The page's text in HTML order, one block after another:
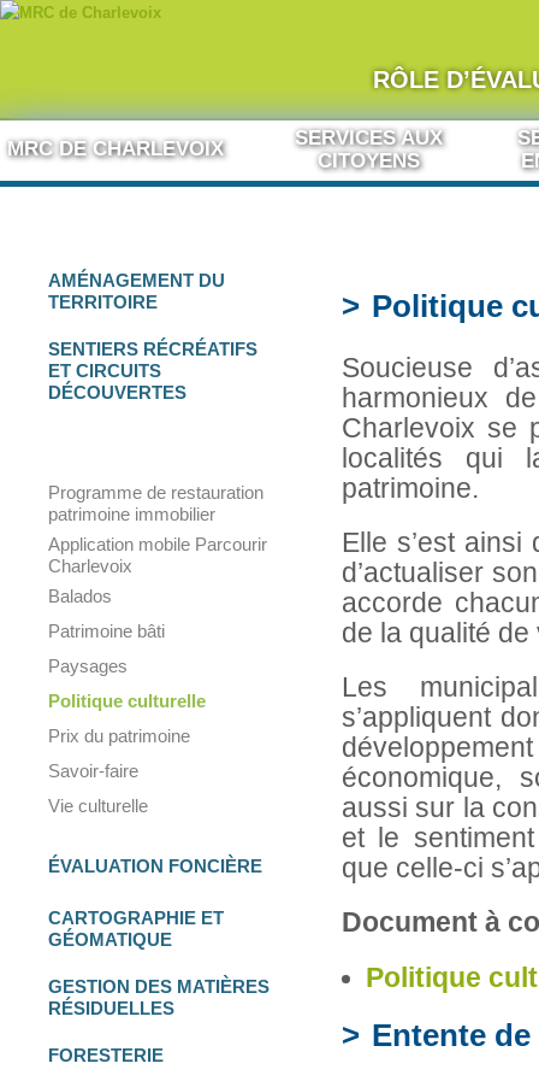
RÔLE
MRC DE CHARLEVOIX
SERVICES AUX
CITOYENS
Politique
Soucieuse
harmonieux
Charlevoix se
localités qui
patrimoine.
Elle s’est
d’actualiser
accorde
de la qualité
Les
s’appliquent
économique,
aussi sur la
et le
que celle-ci
Document à
Politique
Entente
AMÉNAGEMENT DU
TERRITOIRE
SENTIERS RÉCRÉATIFS
ET CIRCUITS
DÉCOUVERTES
Programme de restauration
patrimoine immobilier
Application mobile Parcourir
Charlevoix
Balados
Patrimoine bâti
Paysages
Politique culturelle
Prix du patrimoine
Savoir-faire
Vie culturelle
ÉVALUATION FONCIÈRE
CARTOGRAPHIE ET
GÉOMATIQUE
GESTION DES MATIÈRES
RÉSIDUELLES
FORESTERIE